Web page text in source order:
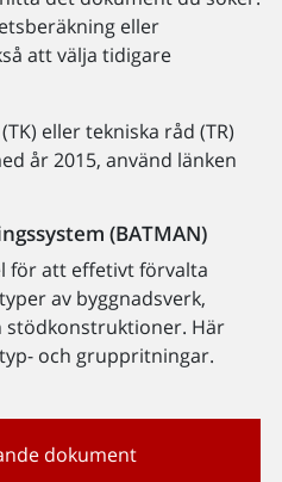
eller
att välja tidigare
eller tekniska råd (TR)
år 2015, använd länken
(BATMAN)
för att effetivt förvalta
av byggnadsverk,
stödkonstruktioner. Här
och gruppritningar.
dokument